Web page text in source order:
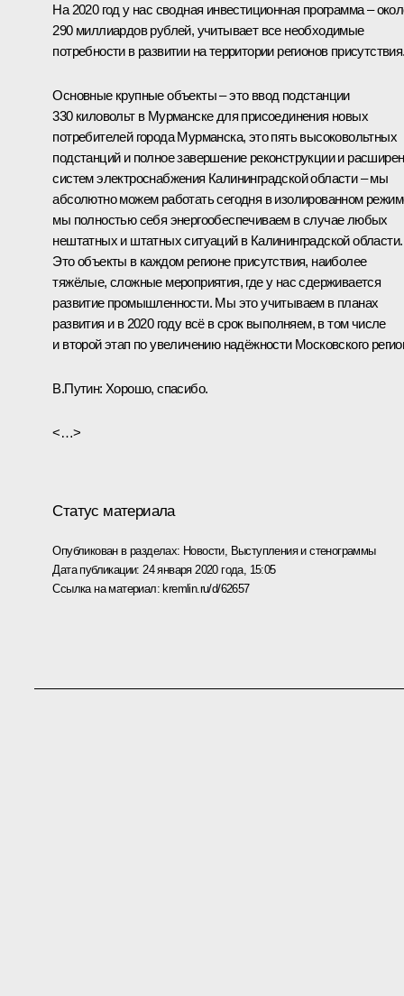
На 2020 год у нас сводная инвестиционная программа –
290 миллиардов рублей, учитывает все необходимые
потребности в развитии на территории регионов
Основные крупные объекты – это ввод подстанции
330 киловольт в Мурманске для присоединения новых
потребителей города Мурманска, это пять высоковольтных
подстанций и полное завершение реконструкции и
систем электроснабжения Калининградской области – мы
абсолютно можем работать сегодня в изолированном
мы полностью себя энергообеспечиваем в случае любых
нештатных и штатных ситуаций в Калининградской области.
Это объекты в каждом регионе присутствия, наиболее
тяжёлые, сложные мероприятия, где у нас сдерживается
развитие промышленности. Мы это учитываем в планах
развития и в 2020 году всё в срок выполняем, в том числе
и второй этап по увеличению надёжности Московского
В.Путин: Хорошо, спасибо.
<…>
Статус материала
Опубликован в разделах: Новости, Выступления и стенограммы
Дата публикации: 24 января 2020 года, 15:05
Ссылка на материал: kremlin.ru/d/62657